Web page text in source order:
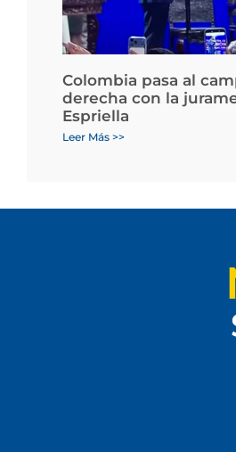
Colombia pasa al
derecha con la
Espriella
Leer Más >>